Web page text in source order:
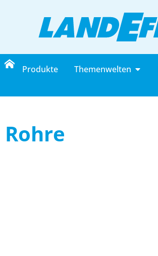
Produkte Themenwelten
Rohre